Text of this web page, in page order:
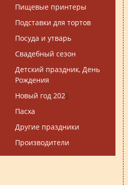
Пищевые принтеры
Подставки для тортов
Посуда и утварь
Свадебный сезон
Детский праздник, День
Рождения
Новый год 2025
Пасха
Другие праздники
Производители